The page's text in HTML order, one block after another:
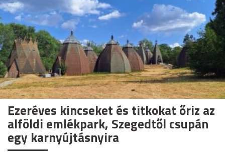
Ezeréves kincseket és titkokat őriz az
alföldi emlékpark, Szegedtől csupán
egy karnyújtásnyira